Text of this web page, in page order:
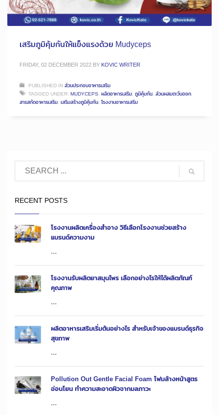
เสริมภูมิคุ้มกันให้แข็งแรงด้วย Mudyceps
FRIDAY, 02 DECEMBER 2022 BY KOVIC WRITER
PUBLISHED INส่วนประกอบอาหารเสริม
TAGGED UNDER: MUDYCEPS, ผลิตอาหารเสริม, ภูมิคุ้มกัน, ส่วนผสมตะวันออก,
สารสกัดอาหารเสริม, เสริมสร้างภูมิคุ้มกัน, โรงงานอาหารเสริม
RECENT POSTS
โรงงานผลิตเครื่องสำอาง วิธีเลือกโรงงานช่วยสร้าง
แบรนด์ความงาม
...
โรงงานรับผลิตยาสมุนไพร เลือกอย่างไรให้ได้ผลิตภัณฑ์
คุณภาพ
...
ผลิตอาหารเสริมเริ่มต้นอย่างไร สำหรับเจ้าของแบรนด์ธุรกิจ
สุขภาพ
...
Pollution Out Gentle Facial Foam โฟมล้างหน้าสูตร
อ่อนโยน ทำความสะอาดผิวจากมลภาวะ
...